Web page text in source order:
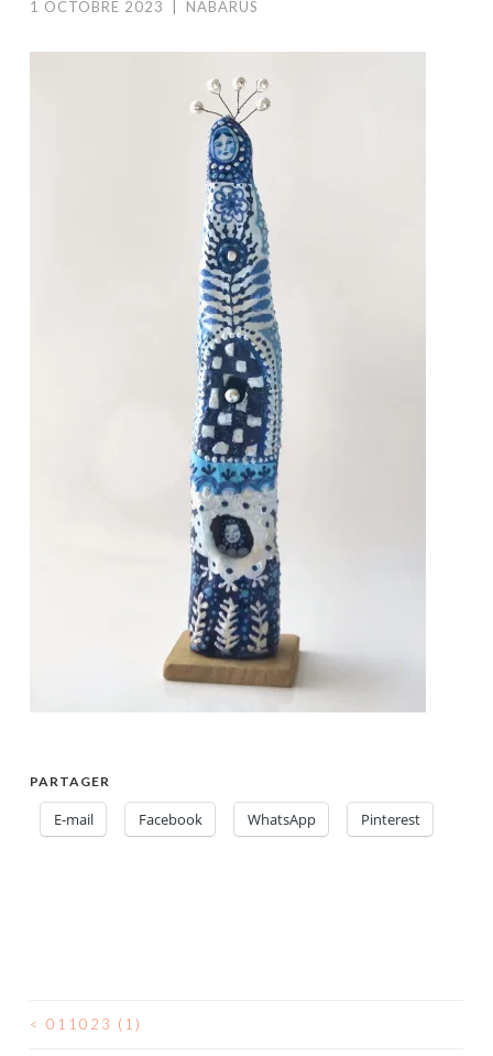
1 OCTOBRE 2023 NABARUS
PARTAGER
E-mail Facebook WhatsApp Pinterest
NAVIGATION
< 011023 (1)